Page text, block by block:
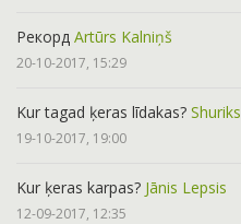
Рекорд Artūrs Kalniņš
20-10-2017, 15:29
Kur tagad ķeras līdakas? Shuriks
19-10-2017, 19:00
Kur ķeras karpas? Jānis Lepsis
12-09-2017, 12:35